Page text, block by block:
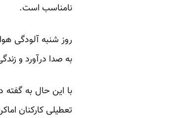
نامناسب است.
به صدا درآورد و
با این حال به گفته
تعطیلی کارکنان